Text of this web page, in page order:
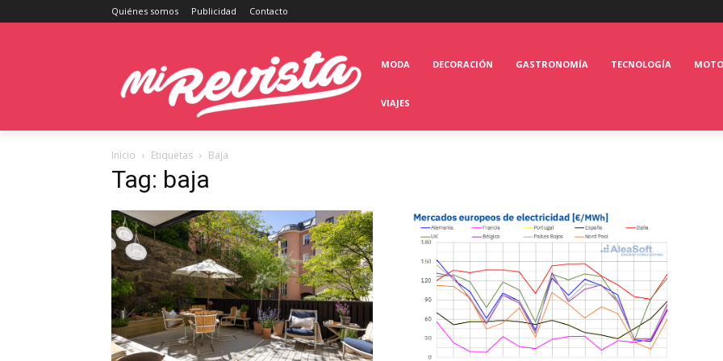
Quiénes somos Publicidad Contacto
MODA DECORACIÓN GASTRONOMÍA TECNOLOGÍA
VIAJES
Inicio Etiquetas Baja
Tag: baja